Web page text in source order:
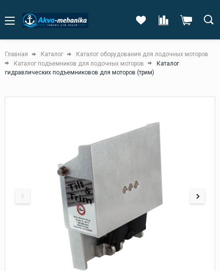
Главная Каталог
Каталог оборудования для лодочных моторов
Каталог подъемников для лодочных моторов
Каталог
гидравлических подъемниковов для моторов (трим)